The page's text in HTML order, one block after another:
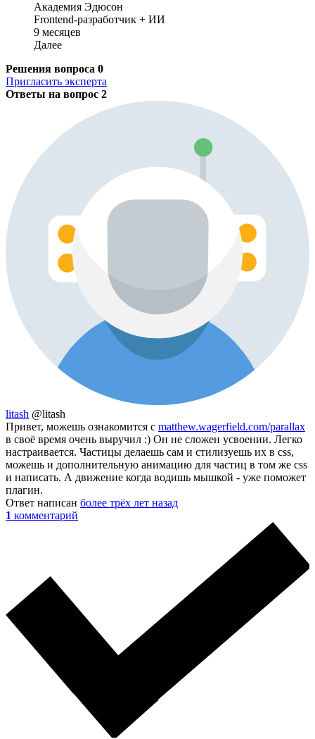
Академия Эдюсон
Frontend-разработчик + ИИ
9 месяцев
Далее
Решения вопроса 0
Пригласить эксперта
Ответы на вопрос 2
litash @litash
Привет, можешь ознакомится с matthew.wagerfield.com/parallax
в своё время очень выручил :) Он не сложен усвоении. Легко
настраивается. Частицы делаешь сам и стилизуешь их в css,
можешь и дополнительную анимацию для частиц в том же css
и написать. А движение когда водишь мышкой - уже поможет
плагин.
Ответ написан более трёх лет назад
1 комментарий